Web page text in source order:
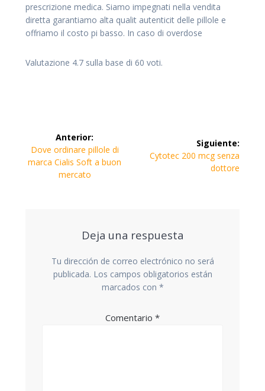
prescrizione medica. Siamo impegnati nella vendita
diretta garantiamo alta qualit autenticit delle pillole e
offriamo il costo pi basso. In caso di overdose
Valutazione 4.7 sulla base di 60 voti.
Navegación
de
entradas
Anterior:
Entrada
anterior:
Dove ordinare pillole di
marca Cialis Soft a buon
mercato
Siguiente:
Siguiente
Cytotec 200 mcg senza
dottore
Deja una respuesta
Tu dirección de correo electrónico no será
publicada. Los campos obligatorios están
marcados con *
Comentario *